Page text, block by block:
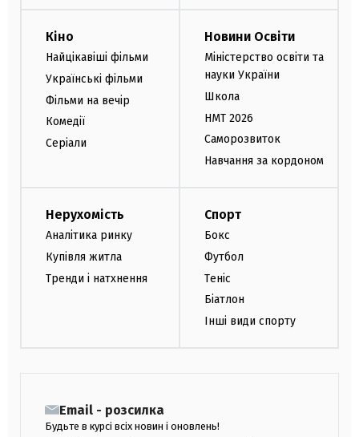
Кіно
Найцікавіші фільми
Українські фільми
Фільми на вечір
Комедії
Серіали
Новини Освіти
Міністерство освіти та
науки України
Школа
НМТ 2026
Саморозвиток
Навчання за кордоном
Нерухомість
Аналітика ринку
Купівля житла
Тренди і натхнення
Спорт
Бокс
Футбол
Теніс
Біатлон
Інші види спорту
Email - розсилка
Будьте в курсі всіх новин і оновлень!